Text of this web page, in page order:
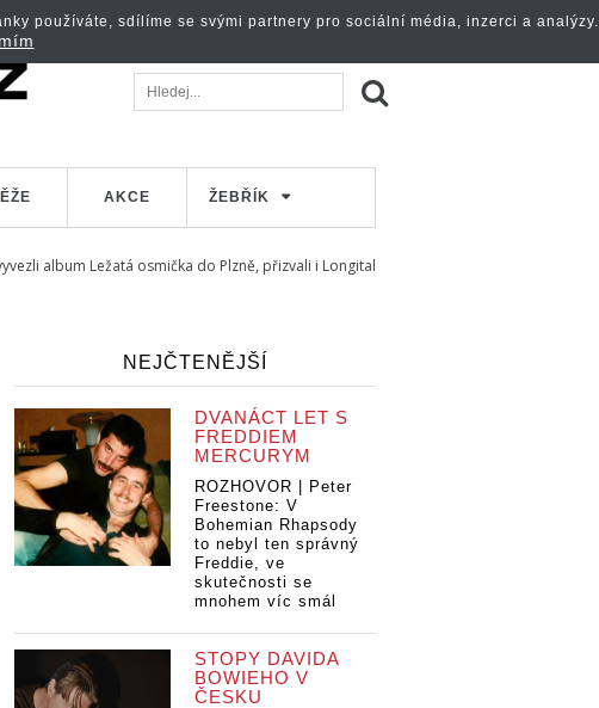
AKCE ŽEBŘÍK
album Ležatá osmička do Plzně, přizvali i Longital
NEJČTENĚJŠÍ
DVANÁCT LET S
FREDDIEM
MERCURYM
ROZHOVOR | Peter
Freestone: V
Bohemian Rhapsody
to nebyl ten správný
Freddie, ve
skutečnosti se
mnohem víc smál
STOPY DAVIDA
BOWIEHO V
ČESKU
používáte, sdílíme se svými partnery pro sociální média, inzerci a analýzy.